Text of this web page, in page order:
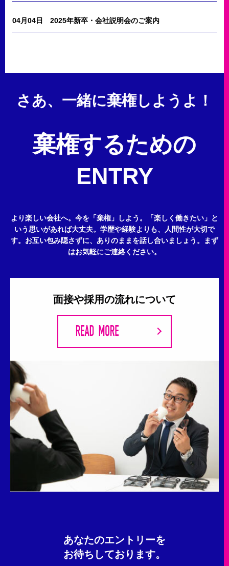
04月04日 2025年新卒・会社説明会のご案内
さあ、一緒に棄権しようよ！
棄権するための
ENTRY
より楽しい会社へ。今を「棄権」しよう。
「楽しく働きたい」と
いう思いがあれば大丈夫。 学歴や経験よりも、人間性が大切で
す。 お互い包み隠さずに、ありのままを話し合いましょう。
まず
はお気軽にご連絡ください。
面接や採用の流れについて
あなたのエントリーを
お待ちしております。